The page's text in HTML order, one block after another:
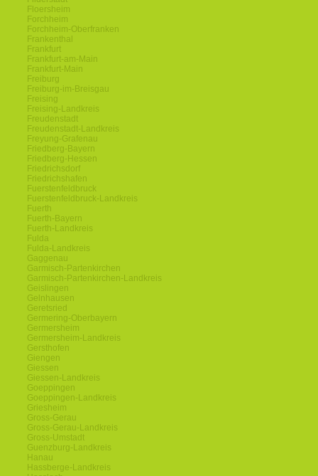
Floersheim
Forchheim
Forchheim-Oberfranken
Frankenthal
Frankfurt
Frankfurt-am-Main
Frankfurt-Main
Freiburg
Freiburg-im-Breisgau
Freising
Freising-Landkreis
Freudenstadt
Freudenstadt-Landkreis
Freyung-Grafenau
Friedberg-Bayern
Friedberg-Hessen
Friedrichsdorf
Friedrichshafen
Fuerstenfeldbruck
Fuerstenfeldbruck-Landkreis
Fuerth
Fuerth-Bayern
Fuerth-Landkreis
Fulda
Fulda-Landkreis
Gaggenau
Garmisch-Partenkirchen
Garmisch-Partenkirchen-Landkreis
Geislingen
Gelnhausen
Geretsried
Germering-Oberbayern
Germersheim
Germersheim-Landkreis
Gersthofen
Giengen
Giessen
Giessen-Landkreis
Goeppingen
Goeppingen-Landkreis
Griesheim
Gross-Gerau
Gross-Gerau-Landkreis
Gross-Umstadt
Guenzburg-Landkreis
Hanau
Hassberge-Landkreis